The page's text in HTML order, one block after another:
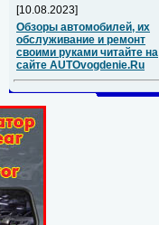
[10.08.2023]
Обзоры автомобилей, их
обслуживание и ремонт
своими руками читайте на
сайте AUTOvogdenie.Ru